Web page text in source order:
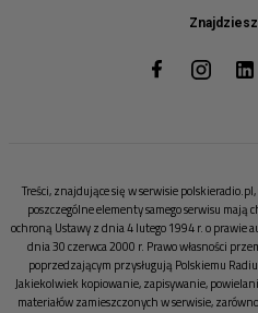
Treści, znajdujące się w serwisie
poszczególne elementy samego serwisu
ochroną Ustawy z dnia 4 lutego 1994 r. o prawie
dnia 30 czerwca 2000 r. Prawo własności
poprzedzającym przysługują Polskiemu
Jakiekolwiek kopiowanie, zapisywanie,
materiałów zamieszczonych w serwisie,